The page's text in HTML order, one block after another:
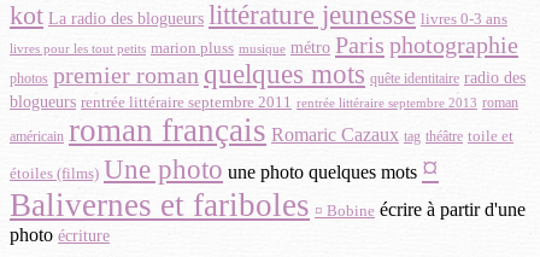
kot La radio des blogueurs littérature jeunesse livres 0-3 ans
livres pour les tout petits marion pluss musique métro Paris photographie
photos premier roman quelques mots quête identitaire radio des
blogueurs rentrée littéraire septembre 2011 rentrée littéraire septembre 2013 roman
américain roman français Romaric Cazaux tag théâtre toile et
étoiles (films) Une photo une photo quelques mots ¤
Balivernes et fariboles ¤ Bobine écrire à partir d'une
photo écriture